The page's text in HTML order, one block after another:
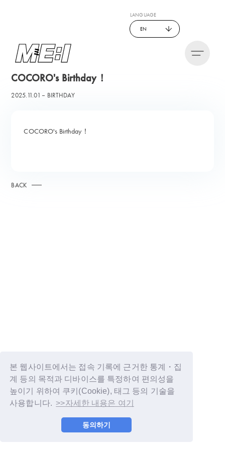
본 웹사이트에서는 접속 기록에 근거한 통계・집
계 등의 목적과 디바이스를 특정하여 편의성을
높이기 위하여 쿠키(Cookie), 태그 등의 기술을
사용합니다. >>자세한 내용은 여기
동의하기
LANGUAGE
EN
COCORO's Birthday！
2025.11.01 BIRTHDAY
COCORO's Birthday！
BACK